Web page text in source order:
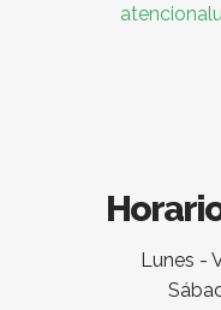
Lunes -